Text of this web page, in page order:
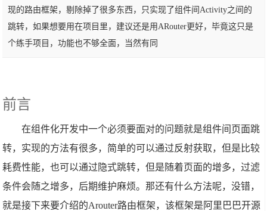
现的路由框架，剔除掉了很多东西，只实现了组件间Activity之间的
跳转，如果想要用在项目里，建议还是用ARouter更好，毕竟这只是
个练手项目，功能也不够全面，当然有同
前言
在组件化开发中一个必须要面对的问题就是组件间页面跳
转，实现的方法有很多，简单的可以通过反射获取，但是比较
耗费性能，也可以通过隐式跳转，但是随着页面的增多，过滤
条件会随之增多，后期维护麻烦。那还有什么方法呢，没错，
就是接下来要介绍的Arouter路由框架，该框架是阿里巴巴开源